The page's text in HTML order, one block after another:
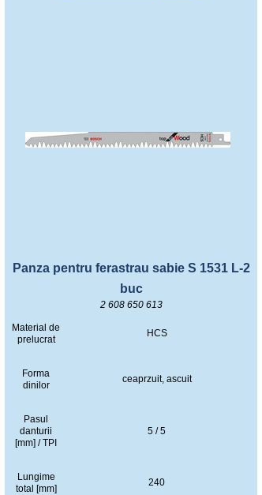
Panza pentru ferastrau sabie S 1531 L-2
buc
2 608 650 613
Material de
prelucrat
HCS
Forma
dinilor
ceaprzuit, ascuit
Pasul
danturii
[mm] / TPI
5 / 5
Lungime
total [mm]
240